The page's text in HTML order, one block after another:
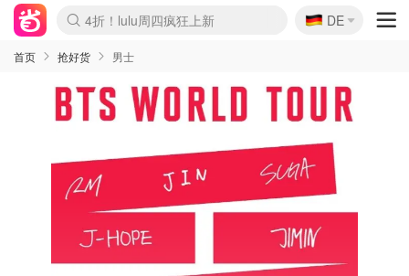
Boticinal 夏促开抢！
4折！lulu周四疯狂上新
还没结束！&OtherStories大促
Joybuy变相75折 随时失效
速领！Stanley独家85折
疑似霸哥！Camper额外叠85折
Zalando 奥莱闪促！每日更新
Moncler反季囤！5折起+叠9折
Coach Brooklyn仅€192
🇩🇪
DE
首页 抢好货 男士